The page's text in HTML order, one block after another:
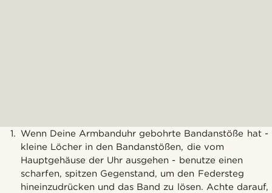
Wenn Deine Armbanduhr gebohrte Bandanstöße hat -
kleine Löcher in den Bandanstößen, die vom
Hauptgehäuse der Uhr ausgehen - benutze einen
scharfen, spitzen Gegenstand, um den Federsteg
hineinzudrücken und das Band zu lösen. Achte darauf,